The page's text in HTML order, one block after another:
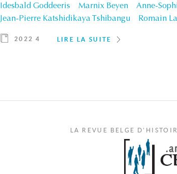
Idesbald Goddeeris Marnix Beyen Anne-
Jean-Pierre Katshidikaya Tshibangu
Romain
2022 4 LIRE LA SUITE
LA REVUE BELGE